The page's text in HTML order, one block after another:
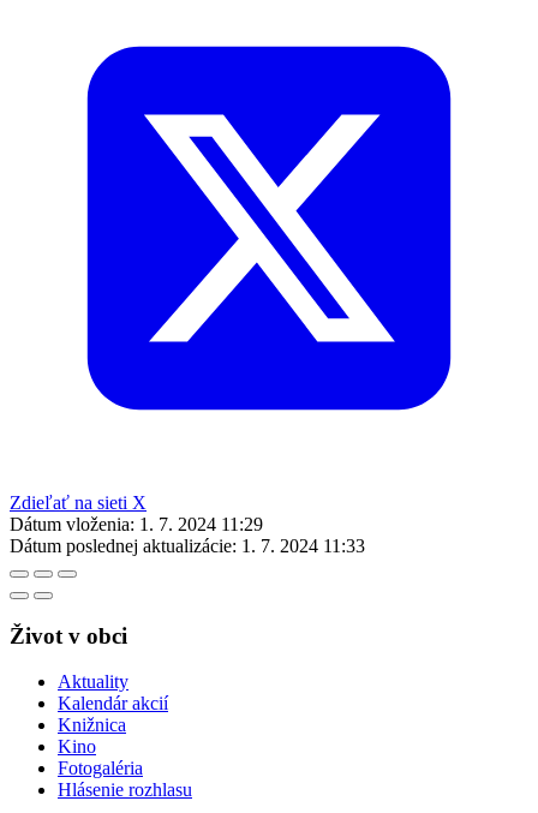
Zdieľať na sieti X
Dátum vloženia: 1. 7. 2024 11:29
Dátum poslednej aktualizácie: 1. 7. 2024 11:33
Život v obci
Aktuality
Kalendár akcií
Knižnica
Kino
Fotogaléria
Hlásenie rozhlasu